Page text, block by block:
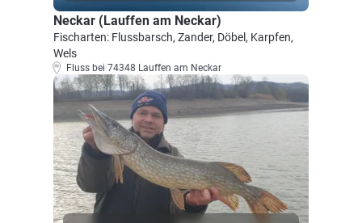
Neckar (Lauffen am Neckar)
Fischarten: Flussbarsch, Zander, Döbel, Karpfen,
Wels
Fluss bei 74348 Lauffen am Neckar